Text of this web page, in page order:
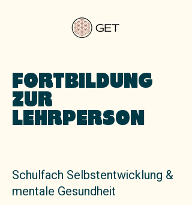
FORTBILDUNG
ZUR
LEHRPERSON
Schulfach Selbstentwicklung &
mentale Gesundheit